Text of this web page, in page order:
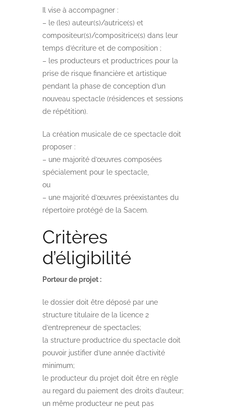
Il vise à accompagner :
– le (les) auteur(s)/autrice(s) et
compositeur(s)/compositrice(s) dans leur
temps d’écriture et de composition ;
– les producteurs et productrices pour la
prise de risque financière et artistique
pendant la phase de conception d’un
nouveau spectacle (résidences et sessions
de répétition).
La création musicale de ce spectacle doit
proposer :
– une majorité d’œuvres composées
spécialement pour le spectacle,
ou
– une majorité d’œuvres préexistantes du
répertoire protégé de la Sacem.
Critères
d’éligibilité
Porteur de projet :
le dossier doit être déposé par une
structure titulaire de la licence 2
d’entrepreneur de spectacles;
la structure productrice du spectacle doit
pouvoir justifier d’une année d’activité
minimum;
le producteur du projet doit être en règle
au regard du paiement des droits d’auteur;
un même producteur ne peut pas